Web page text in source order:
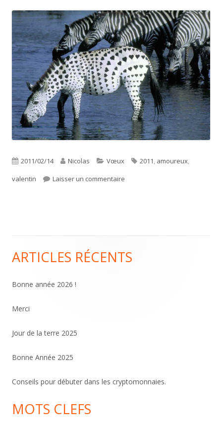
Publié
le
2011/02/14 Auteur
Nicolas Catégories
Vœux Étiquettes
2011, amoureux,
valentin
Laisser un commentaire
Colonne
principale
ARTICLES RÉCENTS
Bonne année 2026 !
Merci
Jour de la terre 2025
Bonne Année 2025
Conseils pour débuter dans les cryptomonnaies.
MOTS CLEFS